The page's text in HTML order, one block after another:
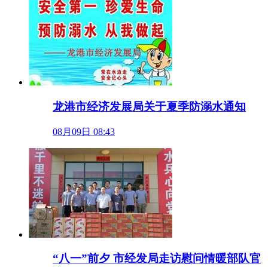
龙港市经济发展局关于夏季防溺水通知
08月09日 08:43
“八一”前夕 市经发局走访慰问情暖部队官